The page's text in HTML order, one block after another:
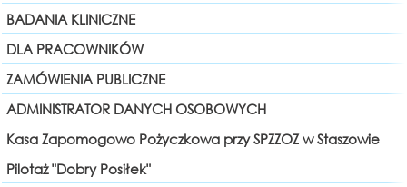
BADANIA KLINICZNE
DLA PRACOWNIKÓW
ZAMÓWIENIA PUBLICZNE
ADMINISTRATOR DANYCH OSOBOWYCH
Kasa Zapomogowo Pożyczkowa przy SPZZOZ w Staszowie
Pilotaż "Dobry Posiłek"